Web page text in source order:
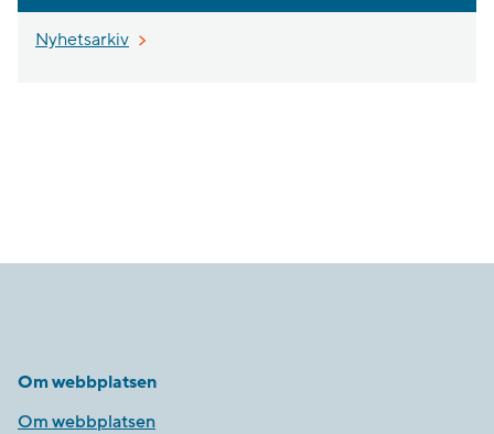
Nyhetsarkiv
Om webbplatsen
Om webbplatsen